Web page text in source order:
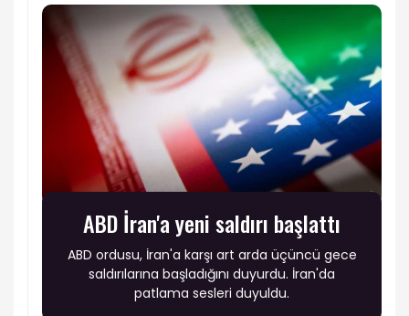
ABD İran'a yeni saldırı başlattı
ABD ordusu, İran'a karşı art arda üçüncü gece
saldırılarına başladığını duyurdu. İran'da
patlama sesleri duyuldu.